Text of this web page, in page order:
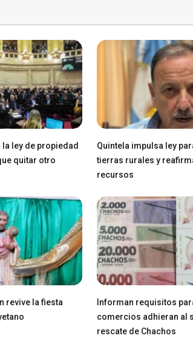
ley de propiedad
quitar otro
Quintela impulsa ley
tierras rurales y
recursos
revive la fiesta
Informan requisitos
comercios adhieran al
rescate de Chachos